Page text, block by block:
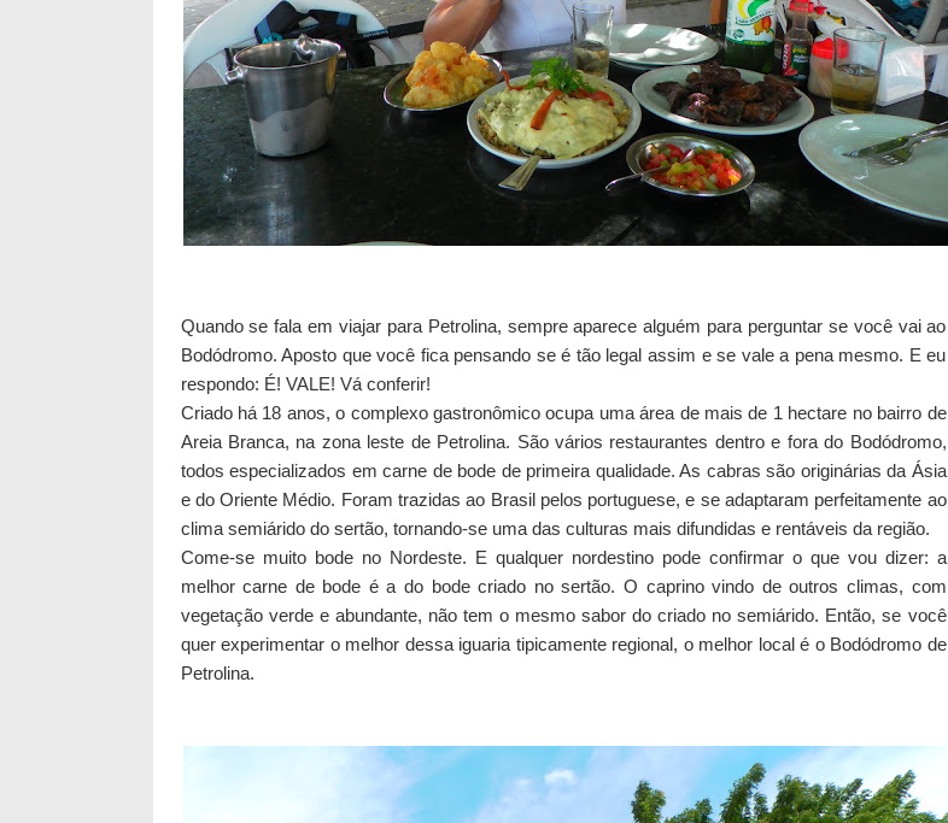
Quando se fala em viajar para Petrolina, sempre aparece alguém para perguntar se você vai ao
Bodódromo. Aposto que você fica pensando se é tão legal assim e se vale a pena mesmo. E eu
respondo: É! VALE! Vá conferir!
Criado há 18 anos, o complexo gastronômico ocupa uma área de mais de 1 hectare no bairro de
Areia Branca, na zona leste de Petrolina. São vários restaurantes dentro e fora do Bodódromo,
todos especializados em carne de bode de primeira qualidade. As cabras são originárias da Ásia
e do Oriente Médio. Foram trazidasao Brasil pelos portuguese, e se adaptaram perfeitamente ao
clima semiárido do sertão, tornando-se uma das culturas mais difundidas e rentáveis da região.
Come-se muito bode no Nordeste. E qualquer nordestino pode confirmar o que vou dizer: a
melhor carne de bode é a do bode criado no sertão. O caprino vindo de outros climas, com
vegetação verde e abundante, não tem o mesmo sabor do criado no semiárido. Então, se você
quer experimentar o melhor dessa iguaria tipicamente regional, o melhor local é o Bodódromo de
Petrolina.